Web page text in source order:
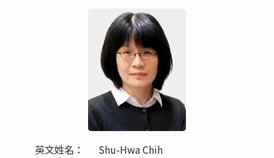
英文姓名：
Shu-Hwa Chih